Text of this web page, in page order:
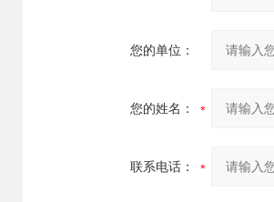
您的单位：
您的姓名：
联系电话：